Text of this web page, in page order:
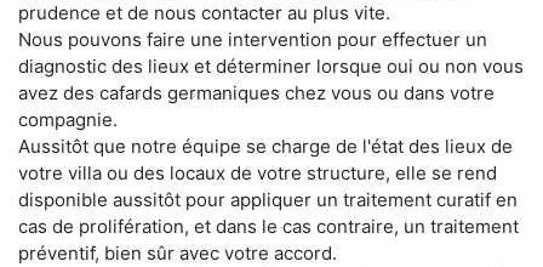
prudence et de nous contacter au plus vite.
Nous pouvons faire une intervention pour effectuer un
diagnostic des lieux et déterminer lorsque oui ou non vous
avez des cafards germaniques chez vous ou dans votre
compagnie.
Aussitôt que notre équipe se charge de l'état des lieux de
votre villa ou des locaux de votre structure, elle se rend
disponible aussitôt pour appliquer un traitement curatif en
cas de prolifération, et dans le cas contraire, un traitement
préventif, bien sûr avec votre accord.